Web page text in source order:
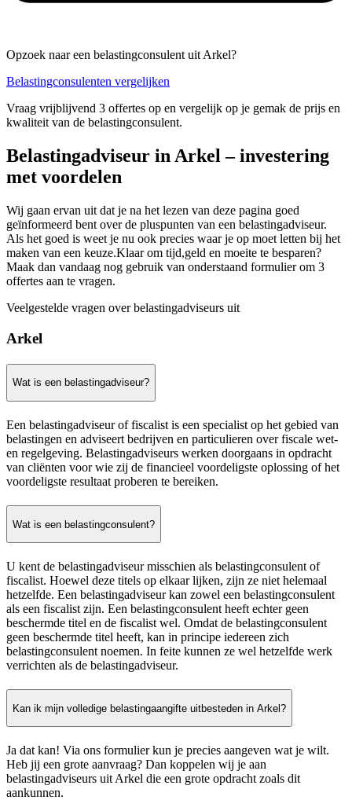
Opzoek naar een belastingconsulent uit Arkel?
Belastingconsulenten vergelijken
Vraag vrijblijvend 3 offertes op en vergelijk op je gemak de prijs en
kwaliteit van de belastingconsulent.
Belastingadviseur in Arkel – investering
met voordelen
Wij gaan ervan uit dat je na het lezen van deze pagina goed
geïnformeerd bent over de pluspunten van een belastingadviseur.
Als het goed is weet je nu ook precies waar je op moet letten bij het
maken van een keuze.Klaar om tijd,geld en moeite te besparen?
Maak dan vandaag nog gebruik van onderstaand formulier om 3
offertes aan te vragen.
Veelgestelde vragen over belastingadviseurs uit
Arkel
Wat is een belastingadviseur?
Een belastingadviseur of fiscalist is een specialist op het gebied van
belastingen en adviseert bedrijven en particulieren over fiscale wet-
en regelgeving. Belastingadviseurs werken doorgaans in opdracht
van cliënten voor wie zij de financieel voordeligste oplossing of het
voordeligste resultaat proberen te bereiken.
Wat is een belastingconsulent?
U kent de belastingadviseur misschien als belastingconsulent of
fiscalist. Hoewel deze titels op elkaar lijken, zijn ze niet helemaal
hetzelfde. Een belastingadviseur kan zowel een belastingconsulent
als een fiscalist zijn. Een belastingconsulent heeft echter geen
beschermde titel en de fiscalist wel. Omdat de belastingconsulent
geen beschermde titel heeft, kan in principe iedereen zich
belastingconsulent noemen. In feite kunnen ze wel hetzelfde werk
verrichten als de belastingadviseur.
Kan ik mijn volledige belastingaangifte uitbesteden in Arkel?
Ja dat kan! Via ons formulier kun je precies aangeven wat je wilt.
Heb jij een grote aanvraag? Dan koppelen wij je aan
belastingadviseurs uit Arkel die een grote opdracht zoals dit
aankunnen.